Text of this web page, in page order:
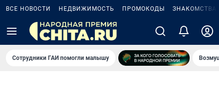
ВСЕ НОВОСТИ НЕДВИЖИМОСТЬ ПРОМОКОДЫ ЗНАКОМСТВА
Сотрудники ГАИ помогли малышу